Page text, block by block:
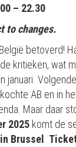
– 22.30
to changes.
betoverd!
kritieken, wat
januari.
AB en in
Maar daar
2025 komt de
Brussel